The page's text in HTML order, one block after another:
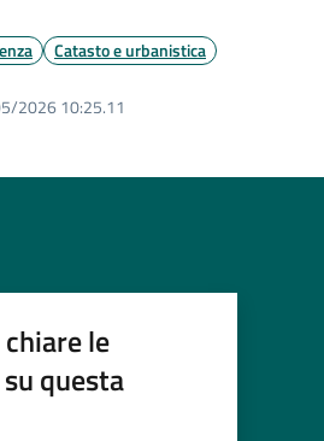
Catasto e urbanistica
2026 10:25.11
le
questa